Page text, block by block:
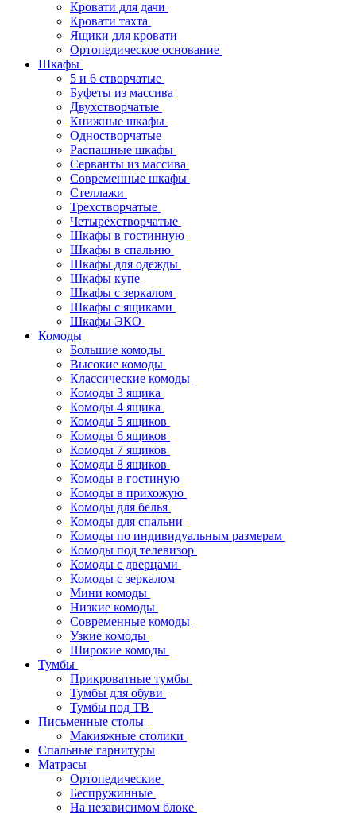
Кровати для дачи
Кровати тахта
Ящики для кровати
Ортопедическое основание
Шкафы
5 и 6 створчатые
Буфеты из массива
Двухстворчатые
Книжные шкафы
Одностворчатые
Распашные шкафы
Серванты из массива
Современные шкафы
Стеллажи
Трехстворчатые
Четырёхстворчатые
Шкафы в гостинную
Шкафы в спальню
Шкафы для одежды
Шкафы купе
Шкафы с зеркалом
Шкафы с ящиками
Шкафы ЭКО
Комоды
Большие комоды
Высокие комоды
Классические комоды
Комоды 3 ящика
Комоды 4 ящика
Комоды 5 ящиков
Комоды 6 ящиков
Комоды 7 ящиков
Комоды 8 ящиков
Комоды в гостиную
Комоды в прихожую
Комоды для белья
Комоды для спальни
Комоды по индивидуальным размерам
Комоды под телевизор
Комоды с дверцами
Комоды с зеркалом
Мини комоды
Низкие комоды
Современные комоды
Узкие комоды
Широкие комоды
Тумбы
Прикроватные тумбы
Тумбы для обуви
Тумбы под ТВ
Письменные столы
Макияжные столики
Спальные гарнитуры
Матрасы
Ортопедические
Беспружинные
На независимом блоке